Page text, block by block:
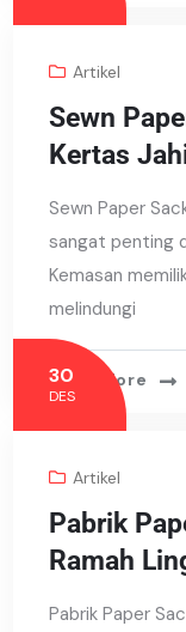
Artikel
Sewn
Kertas
Sewn Paper
sangat penting
Kemasan
melindungi
Read More
30
DES
Artikel
Pabrik
Ramah
Pabrik Paper